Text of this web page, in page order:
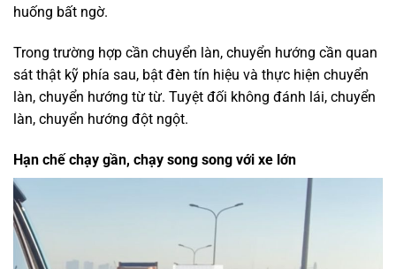
huống bất ngờ.
Trong trường hợp cần chuyển làn, chuyển hướng cần quan
sát thật kỹ phía sau, bật đèn tín hiệu và thực hiện chuyển
làn, chuyển hướng từ từ. Tuyệt đối không đánh lái, chuyển
làn, chuyển hướng đột ngột.
Hạn chế chạy gần, chạy song song với xe lớn